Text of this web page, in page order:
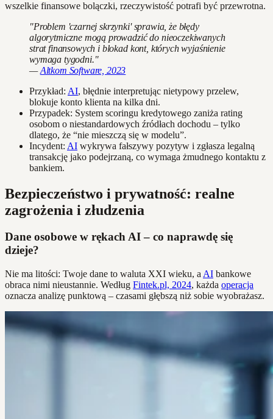
wszelkie finansowe bolączki, rzeczywistość potrafi być przewrotna.
"Problem 'czarnej skrzynki' sprawia, że błędy
algorytmiczne mogą prowadzić do nieoczekiwanych
strat finansowych i blokad kont, których wyjaśnienie
wymaga tygodni."
—Altkom Software, 2023
Przykład: AI, błędnie interpretując nietypowy przelew,
blokuje konto klienta na kilka dni.
Przypadek: System scoringu kredytowego zaniża rating
osobom o niestandardowych źródłach dochodu – tylko
dlatego, że “nie mieszczą się w modelu”.
Incydent: AI wykrywa fałszywy pozytyw i zgłasza legalną
transakcję jako podejrzaną, co wymaga żmudnego kontaktu z
bankiem.
Bezpieczeństwo i prywatność: realne
zagrożenia i złudzenia
Dane osobowe w rękach AI – co naprawdę się
dzieje?
Nie ma litości: Twoje dane to waluta XXI wieku, a AI bankowe
obraca nimi nieustannie. Według Fintek.pl, 2024, każda operacja
oznacza analizę punktową – czasami głębszą niż sobie wyobrażasz.